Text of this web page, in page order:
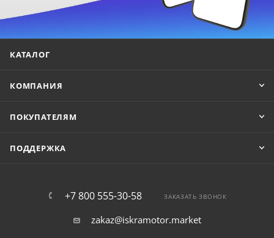
КАТАЛОГ
КОМПАНИЯ
ПОКУПАТЕЛЯМ
ПОДДЕРЖКА
+7 800 555-30-58 ЗАКАЗАТЬ ЗВОНОК
zakaz@iskramotor.market